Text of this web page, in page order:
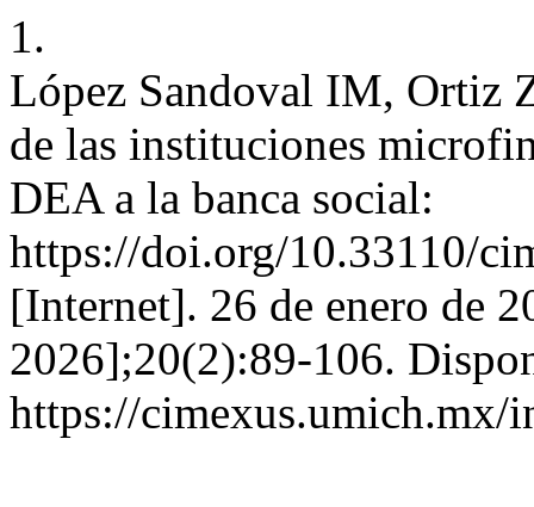
1.
López Sandoval IM, Ortiz
de las instituciones
DEA a la banca social:
https://doi.org/10.33110/
[Internet]. 26 de enero de
2026];20(2):89-106.
https://cimexus.umich.mx/